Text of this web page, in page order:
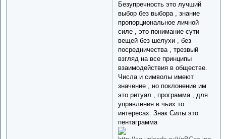
Безупречность это лучший
выбор без выбора , знание
пропорциональное личной
силе , это понимание сути
вещей без шелухи , без
посредничества , трезвый
взгляд на все принципы
взаимодействия в обществе.
Числа и символы имеют
значение , но поклонение им
это ритуал , программа , для
управления в чьих то
интересах. Знак Силы это
пентаграмма